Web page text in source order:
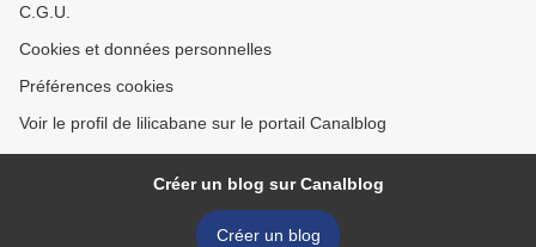
C.G.U.
Cookies et données personnelles
Préférences cookies
Voir le profil de lilicabane sur le portail Canalblog
Créer un blog sur Canalblog
Créer un blog